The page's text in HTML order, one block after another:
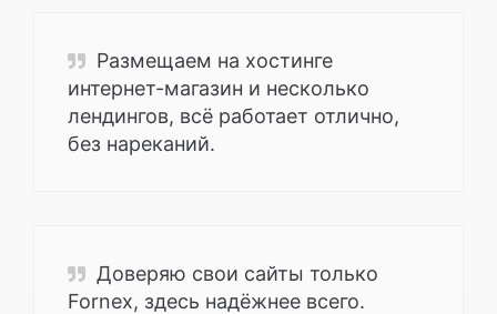
Размещаем на хостинге
интернет-магазин и несколько
лендингов, всё работает отлично,
без нареканий.
Доверяю свои сайты только
Fornex, здесь надёжнее всего.